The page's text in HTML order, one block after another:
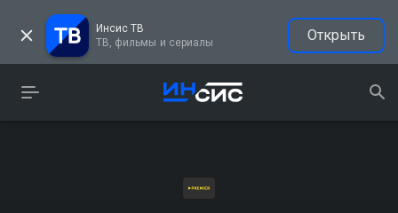
Инсис ТВ
ТВ, фильмы и сериалы
Открыть